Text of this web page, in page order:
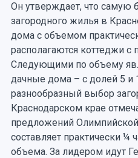
Он утверждает, что самую
загородного жилья в
дома с объемом
располагаются коттеджи с
Следующими по объему
дачные дома – с долей 5 и
разнообразный выбор
Краснодарском крае
предложений
составляет практически ¼
объема. За лидером идут